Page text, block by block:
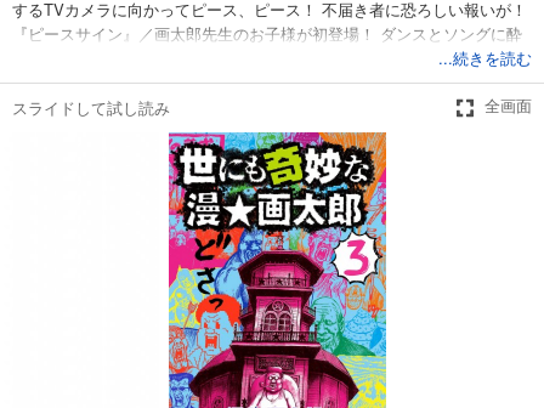
するTVカメラに向かってピース、ピース！ 不届き者に恐ろしい報いが！
『ピースサイン』／画太郎先生のお子様が初登場！ ダンスとソングに酔
...続きを読む
スライドして試し読み 全画面